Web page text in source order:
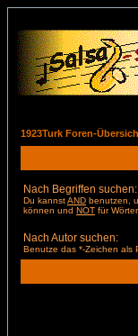
1923Turk Foren-
Nach Begriffen suchen:
Du kannstAND benutzen,
können und NOT für
Nach Autor suchen:
Benutze das *-Zeichen als